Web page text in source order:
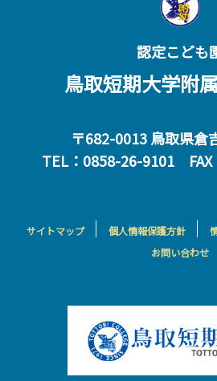
認定こども
鳥取短期大学附
〒682-0013 鳥取県倉
TEL：0858-26-9101 FAX
サイトマップ 個人情報保護方針
お問い合わせ